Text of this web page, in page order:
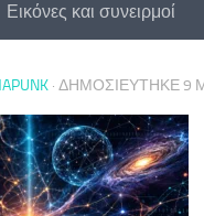
Εικόνες και συνειρμοί
· ΔΗΜΟΣΙΕΎΤΗΚΕ9